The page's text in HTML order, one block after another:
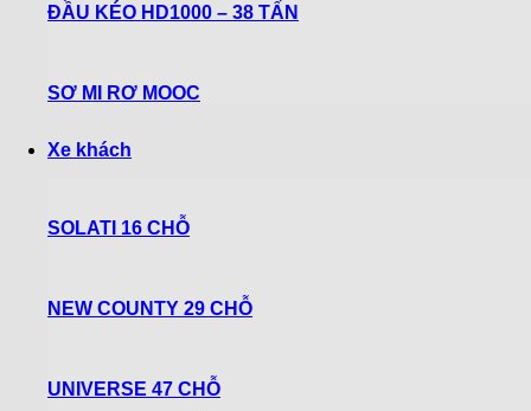
ĐẦU KÉO HD1000 – 38 TẤN
SƠ MI RƠ MOOC
Xe khách
SOLATI 16 CHỖ
NEW COUNTY 29 CHỖ
UNIVERSE 47 CHỖ